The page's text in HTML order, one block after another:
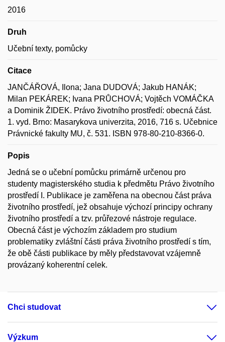
2016
Druh
Učební texty, pomůcky
Citace
JANČÁŘOVÁ, Ilona; Jana DUDOVÁ; Jakub HANÁK;
Milan PEKÁREK; Ivana PRŮCHOVÁ; Vojtěch VOMÁČKA
a Dominik ŽIDEK. Právo životního prostředí: obecná část.
1. vyd. Brno: Masarykova univerzita, 2016, 716 s. Učebnice
Právnické fakulty MU, č. 531. ISBN 978-80-210-8366-0.
Popis
Jedná se o učební pomůcku primárně určenou pro
studenty magisterského studia k předmětu Právo životního
prostředí I. Publikace je zaměřena na obecnou část práva
životního prostředí, jež obsahuje výchozí principy ochrany
životního prostředí a tzv. průřezové nástroje regulace.
Obecná část je výchozím základem pro studium
problematiky zvláštní části práva životního prostředí s tím,
že obě části publikace by měly představovat vzájemně
provázaný koherentní celek.
Chci studovat
Výzkum